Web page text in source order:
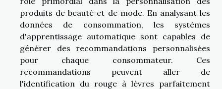
produits de beauté et de mode. En analysant les
données de consommation, les systèmes
d'apprentissage automatique sont capables de
générer des recommandations personnalisées
pour chaque consommateur. Ces
recommandations peuvent aller de
l'identification du rouge à lèvres parfaitement